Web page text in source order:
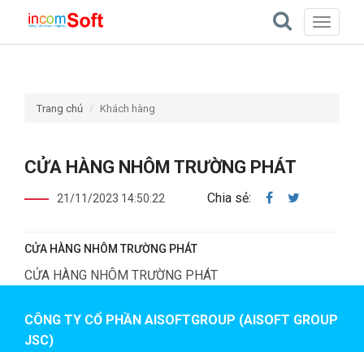
Toggle
Trang chủ Khách hàng
CỬA HÀNG NHÔM TRƯỜNG PHÁT
21/11/2023 14:50:22 Chia sẻ:
CỬA HÀNG NHÔM TRƯỜNG PHÁT
CỬA HÀNG NHÔM TRƯỜNG PHÁT
CÔNG TY CỔ PHẦN AISOFTGROUP (AISOFT GROUP
JSC)